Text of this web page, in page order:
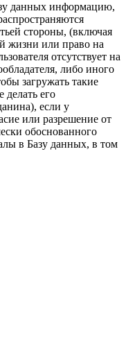
данных информацию,
стороны, (включая
жизни или право на
отсутствует на
либо иного
загружать такие
делать его
если у
или разрешение от
обоснованного
в Базу данных, в том